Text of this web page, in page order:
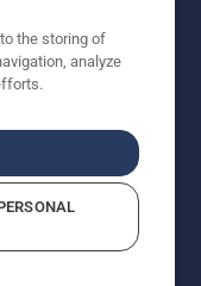
Priserna
Alla angivna
(inkl.
för direkt köp.
överträdelser
the storing of
analyze